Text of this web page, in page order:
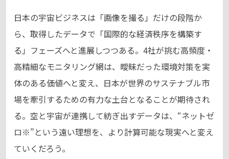
日本の宇宙ビジネスは「画像を撮る」だけの段階か
ら、取得したデータで「国際的な経済秩序を構築す
る」フェーズへと進展しつつある。4社が挑む高頻度・
高精細なモニタリング網は、曖昧だった環境対策を実
体のある価値へと変え、日本が世界のサステナブル市
場を牽引するための有力な土台となることが期待され
る。空と宇宙が連携して紡ぎ出すデータは、“ネットゼ
ロ※”という遠い理想を、より計算可能な現実へと変え
ていくだろう。